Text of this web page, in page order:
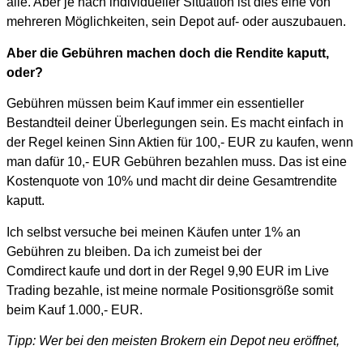
mehreren Möglichkeiten, sein Depot auf- oder auszubauen.
Aber die Gebühren machen doch die Rendite kaputt,
oder?
Gebühren müssen beim Kauf immer ein essentieller
Bestandteil deiner Überlegungen sein. Es macht einfach in
der Regel keinen Sinn Aktien für 100,- EUR zu kaufen, wenn
man dafür 10,- EUR Gebühren bezahlen muss. Das ist eine
Kostenquote von 10% und macht dir deine Gesamtrendite
kaputt.
Ich selbst versuche bei meinen Käufen unter 1% an
Gebühren zu bleiben. Da ich zumeist bei der
Comdirect kaufe und dort in der Regel 9,90 EUR im Live
Trading bezahle, ist meine normale Positionsgröße somit
beim Kauf 1.000,- EUR.
Tipp: Wer bei den meisten Brokern ein Depot neu eröffnet,